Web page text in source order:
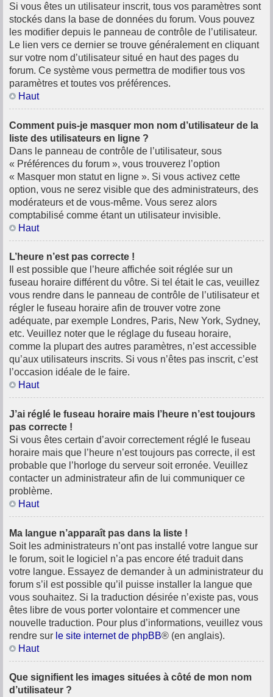
Si vous êtes un utilisateur inscrit, tous vos paramètres sont
stockés dans la base de données du forum. Vous pouvez
les modifier depuis le panneau de contrôle de l’utilisateur.
Le lien vers ce dernier se trouve généralement en cliquant
sur votre nom d’utilisateur situé en haut des pages du
forum. Ce système vous permettra de modifier tous vos
paramètres et toutes vos préférences.
Haut
Comment puis-je masquer mon nom d’utilisateur de la
liste des utilisateurs en ligne ?
Dans le panneau de contrôle de l’utilisateur, sous
« Préférences du forum », vous trouverez l’option
« Masquer mon statut en ligne ». Si vous activez cette
option, vous ne serez visible que des administrateurs, des
modérateurs et de vous-même. Vous serez alors
comptabilisé comme étant un utilisateur invisible.
Haut
L’heure n’est pas correcte !
Il est possible que l’heure affichée soit réglée sur un
fuseau horaire différent du vôtre. Si tel était le cas, veuillez
vous rendre dans le panneau de contrôle de l’utilisateur et
régler le fuseau horaire afin de trouver votre zone
adéquate, par exemple Londres, Paris, New York, Sydney,
etc. Veuillez noter que le réglage du fuseau horaire,
comme la plupart des autres paramètres, n’est accessible
qu’aux utilisateurs inscrits. Si vous n’êtes pas inscrit, c’est
l’occasion idéale de le faire.
Haut
J’ai réglé le fuseau horaire mais l’heure n’est toujours
pas correcte !
Si vous êtes certain d’avoir correctement réglé le fuseau
horaire mais que l’heure n’est toujours pas correcte, il est
probable que l’horloge du serveur soit erronée. Veuillez
contacter un administrateur afin de lui communiquer ce
problème.
Haut
Ma langue n’apparaît pas dans la liste !
Soit les administrateurs n’ont pas installé votre langue sur
le forum, soit le logiciel n’a pas encore été traduit dans
votre langue. Essayez de demander à un administrateur du
forum s’il est possible qu’il puisse installer la langue que
vous souhaitez. Si la traduction désirée n’existe pas, vous
êtes libre de vous porter volontaire et commencer une
nouvelle traduction. Pour plus d’informations, veuillez vous
rendre sur le site internet de phpBB® (en anglais).
Haut
Que signifient les images situées à côté de mon nom
d’utilisateur ?